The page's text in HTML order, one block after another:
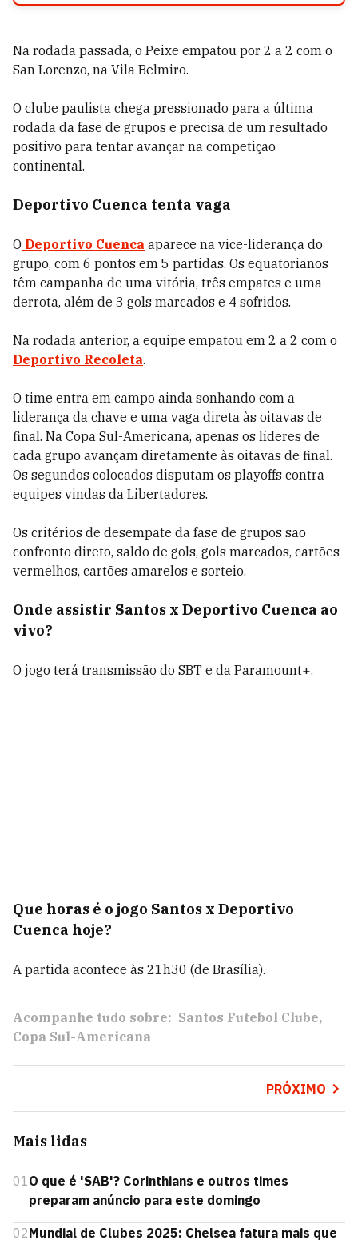
Na rodada passada, o Peixe empatou por 2 a 2 com o
San Lorenzo, na Vila Belmiro.
O clube paulista chega pressionado para a última
rodada da fase de grupos e precisa de um resultado
positivo para tentar avançar na competição
continental.
Deportivo Cuenca tenta vaga
O Deportivo Cuenca aparece na vice-liderança do
grupo, com 6 pontos em 5 partidas. Os equatorianos
têm campanha de uma vitória, três empates e uma
derrota, além de 3 gols marcados e 4 sofridos.
Na rodada anterior, a equipe empatou em 2 a 2 com o
Deportivo Recoleta.
O time entra em campo ainda sonhando com a
liderança da chave e uma vaga direta às oitavas de
final. Na Copa Sul-Americana, apenas os líderes de
cada grupo avançam diretamente às oitavas de final.
Os segundos colocados disputam os playoffs contra
equipes vindas da Libertadores.
Os critérios de desempate da fase de grupos são
confronto direto, saldo de gols, gols marcados, cartões
vermelhos, cartões amarelos e sorteio.
Onde assistir Santos x Deportivo Cuenca ao
vivo?
O jogo terá transmissão do SBT e da Paramount+.
Que horas é o jogo Santos x Deportivo
Cuenca hoje?
A partida acontece às 21h30 (de Brasília).
Acompanhe tudo sobre: Santos Futebol Clube
Copa Sul-Americana
PRÓXIMO
Mais lidas
01O que é 'SAB'? Corinthians e outros times
preparam anúncio para este domingo
02Mundial de Clubes 2025: Chelsea fatura mais que